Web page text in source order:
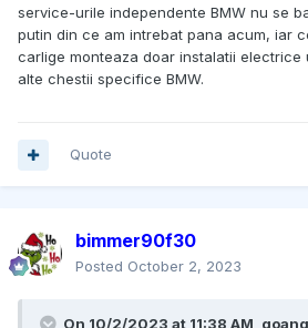
service-urile independente BMW nu se
putin din ce am intrebat pana acum, iar
carlige monteaza doar instalatii electrice
alte chestii specifice BMW.
Quote
bimmer90f30
Posted October 2, 2023
On 10/2/2023 at 11:38 AM,